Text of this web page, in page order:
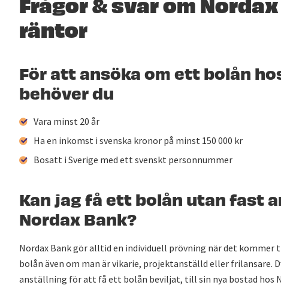
räntor
För att ansöka om ett bolån
behöver du
Vara minst 20 år
Ha en inkomst i svenska kronor på minst 150 000 kr
Bosatt i Sverige med ett svenskt personnummer
Kan jag få ett bolån utan fast
Nordax Bank?
Nordax Bank gör alltid en individuell prövning när det
bolån även om man är vikarie, projektanställd eller frilansare.
anställning för att få ett bolån beviljat, till sin nya bostad hos